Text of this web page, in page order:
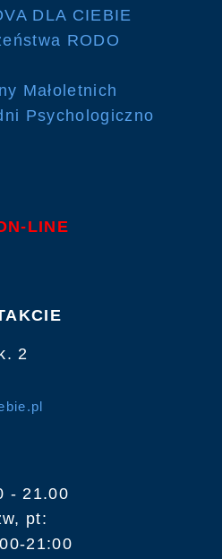
DLA CIEBIE
RODO
Małoletnich
Psychologiczno
LINE
2
- 21.00
pt:
21:00